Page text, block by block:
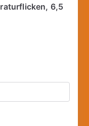
6,5